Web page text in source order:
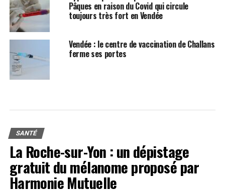
Pâques en raison du Covid qui circule
toujours très fort en Vendée
Vendée : le centre de vaccination de Challans
ferme ses portes
SANTÉ
La Roche-sur-Yon : un dépistage
gratuit du mélanome proposé par
Harmonie Mutuelle